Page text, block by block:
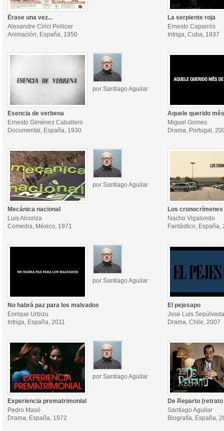
Érase una vez...
Alexandre Cirici Pellicer
Animación, España, 1950
La serpiente roja
Ernesto Caparrós
Intriga, Cuba, 1937
por Santiago Aguilar
Esencia de verbena
Ernesto Giménez Caballero
Documental, España, 1930
Aquele querido
Miguel Gomes
Drama, Portugal,
por Santiago Aguilar
Mecánica nacional
Luis Alcoriza
Comedia, México, 1971
Los cronocrímenes
Nacho Vigalondo
Fantástico, España,
por Santiago Aguilar
No habrá paz para los malvados
Enrique Urbizu
Intriga, España, 2011
El pejesapo
José Luis Sepúlveda
Drama, Chile, 2007
por Santiago Aguilar
Experiencia prematrimonial
Pedro Masó
Drama, España, 1972
De Reparto
Santiago Aguilar
Biografía, España,